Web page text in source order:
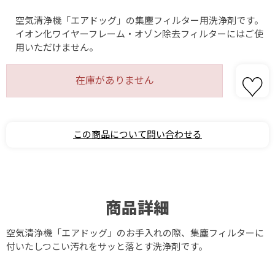
空気清浄機「エアドッグ」の集塵フィルター用洗浄剤です。
イオン化ワイヤーフレーム・オゾン除去フィルターにはご使
用いただけません。
在庫がありません
この商品について問い合わせる
商品詳細
空気清浄機「エアドッグ」のお手入れの際、集塵フィルターに
付いたしつこい汚れをサッと落とす洗浄剤です。